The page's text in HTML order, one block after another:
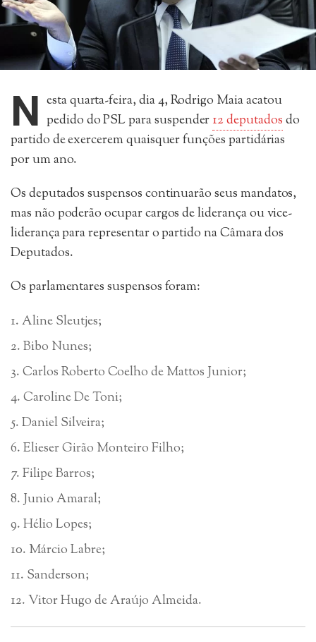
N esta quarta-feira, dia 4, Rodrigo Maia acatou
pedido do PSL para suspender12 deputadosdo
partido de exercerem quaisquer funções partidárias
por um ano.
Os deputados suspensos continuarão seus mandatos,
mas não poderão ocupar cargos de liderança ou vice-
liderança para representar o partido na Câmara dos
Deputados.
Os parlamentares suspensos foram:
Aline Sleutjes;
Bibo Nunes;
Carlos Roberto Coelho de Mattos Junior;
Caroline De Toni;
Daniel Silveira;
Elieser Girão Monteiro Filho;
Filipe Barros;
Junio Amaral;
Hélio Lopes;
Márcio Labre;
Sanderson;
Vitor Hugo de Araújo Almeida.